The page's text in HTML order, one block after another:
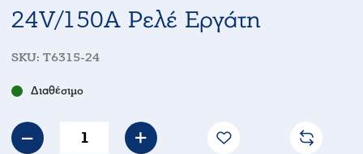
24V/150A Ρελέ Εργάτη
SKU: T6315-24
Διαθέσιμο